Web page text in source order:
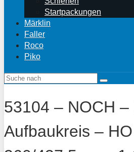
Startpackungen
Märklin
Faller
Roco
Piko
53104 – NOCH –
Aufbaukreis –